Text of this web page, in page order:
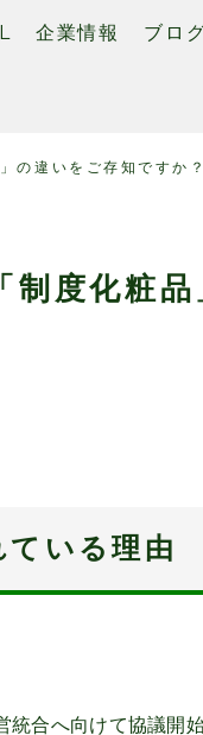
企業情報 ブロ
の違いをご存知ですか？
度化粧品
ている理由
統合へ向けて協議開